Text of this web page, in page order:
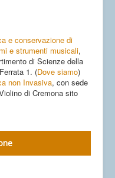
e conservazione di
e strumenti musicali,
di Scienze della
1. (Dove siamo)
non Invasiva, con sede
di Cremona sito